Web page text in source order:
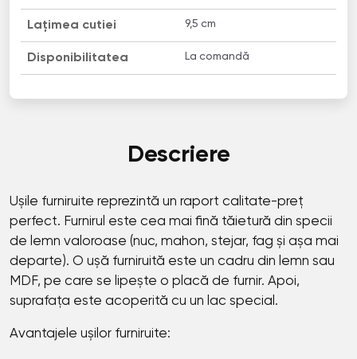
Lațimea cutiei 9,5 cm
Disponibilitatea La comandă
Descriere
Ușile furniruite reprezintă un raport calitate-preț
perfect. Furnirul este cea mai fină tăietură din specii
de lemn valoroase (nuc, mahon, stejar, fag și așa mai
departe). O ușă furniruită este un cadru din lemn sau
MDF, pe care se lipește o placă de furnir. Apoi,
suprafața este acoperită cu un lac special.
Avantajele ușilor furniruite: